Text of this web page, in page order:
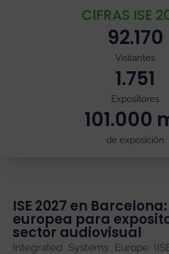
CIFRAS ISE
Visitantes
92.170
Expositores
1.751
de exposición
101.000
ISE 2027 en
europea para
sector audiovisual
Integrated Systems Europe